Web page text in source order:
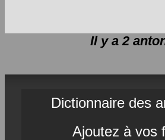
Il y a 2
Dictionnaire des
Ajoutez à vos